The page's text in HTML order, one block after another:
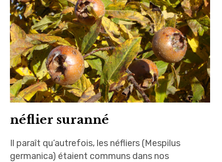
néflier suranné
Il paraît qu’autrefois, les néfliers (Mespilus
germanica) étaient communs dans nos